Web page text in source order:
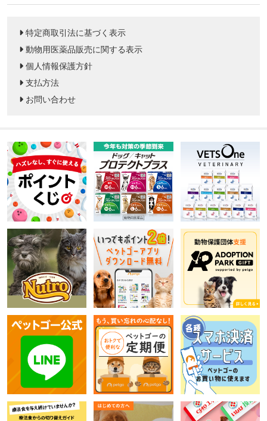
特定商取引法に基づく表示
動物用医薬品販売に関する表示
個人情報保護方針
支払方法
お問い合わせ